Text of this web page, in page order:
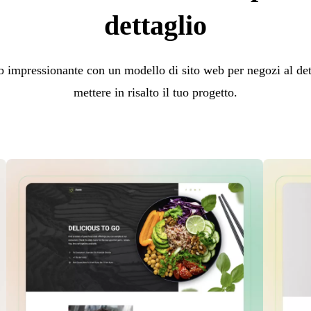
dettaglio
impressionante con un modello di sito web per negozi al
mettere in risalto il tuo progetto.